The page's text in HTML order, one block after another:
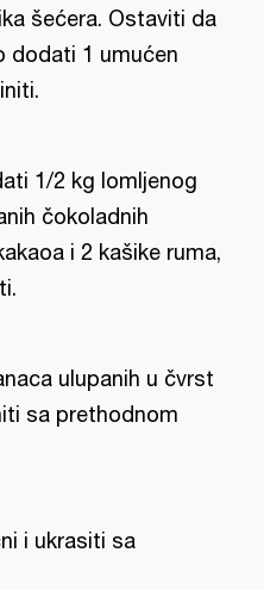
šećera. Ostaviti da
dodati 1 umućen
1/2 kg lomljenog
čokoladnih
i 2 kašike ruma,
ulupanih u čvrst
sa prethodnom
i ukrasiti sa